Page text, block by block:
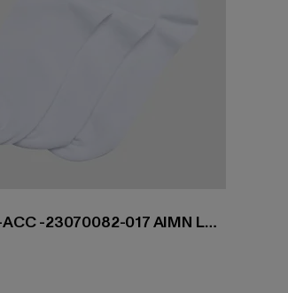
AMN-243-ACC -23070082-017 AIMN Logo Socks 3-Pack
19,99 EUR